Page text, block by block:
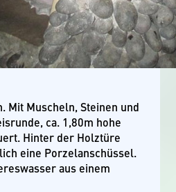
Mit Muscheln, Steinen und
ca. 1,80m hohe
Hinter der Holztüre
eine Porzelanschüssel.
aus einem